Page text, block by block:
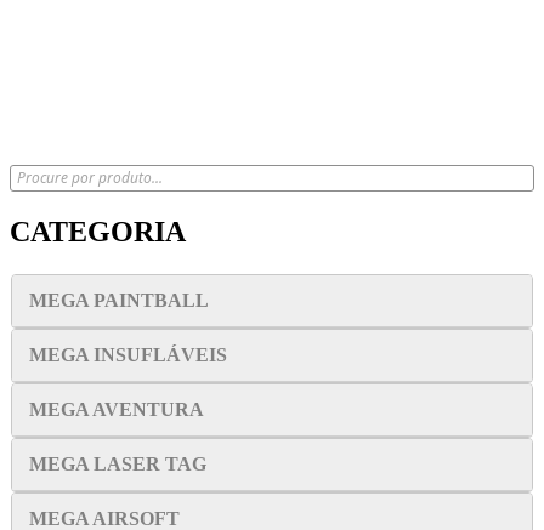
CATEGORIA
MEGA PAINTBALL
MEGA INSUFLÁVEIS
MEGA AVENTURA
MEGA LASER TAG
MEGA AIRSOFT